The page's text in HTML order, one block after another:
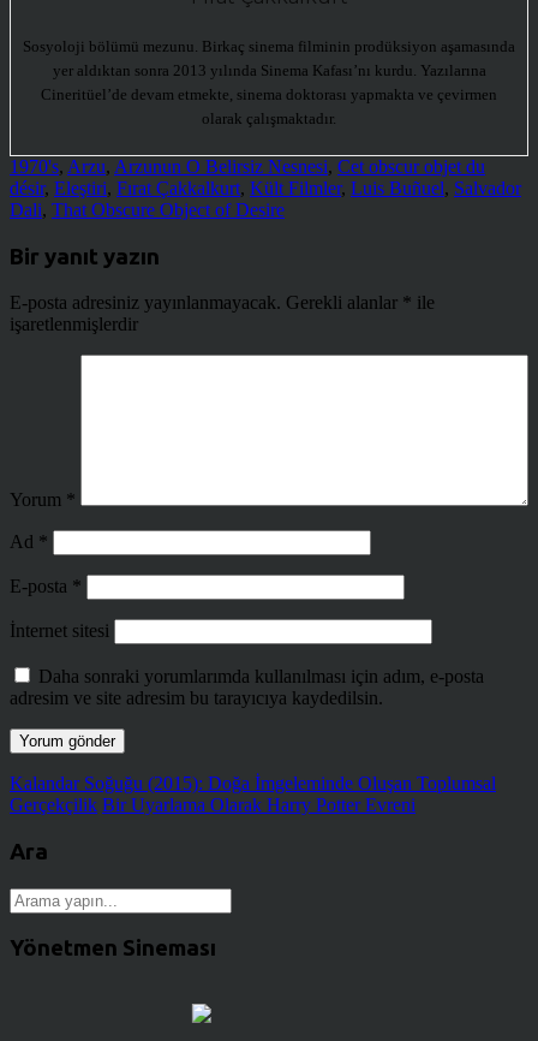
Sosyoloji bölümü mezunu. Birkaç sinema filminin prodüksiyon aşamasında
yer aldıktan sonra 2013 yılında Sinema Kafası’nı kurdu. Yazılarına
Cineritüel’de devam etmekte, sinema doktorası yapmakta ve çevirmen
olarak çalışmaktadır.
1970's, Arzu, Arzunun O Belirsiz Nesnesi, Cet obscur objet du
désir, Eleştiri, Fırat Çakkalkurt, Kült Filmler, Luis Buñuel, Salvador
Dali, That Obscure Object of Desire
Bir yanıt yazın
E-posta adresiniz yayınlanmayacak. Gerekli alanlar * ile
işaretlenmişlerdir
Yorum *
Ad *
E-posta *
İnternet sitesi
Daha sonraki yorumlarımda kullanılması için adım, e-posta
adresim ve site adresim bu tarayıcıya kaydedilsin.
Kalandar Soğuğu (2015): Doğa İmgeleminde Oluşan Toplumsal
Gerçekçilik Bir Uyarlama Olarak Harry Potter Evreni
Ara
Yönetmen Sineması